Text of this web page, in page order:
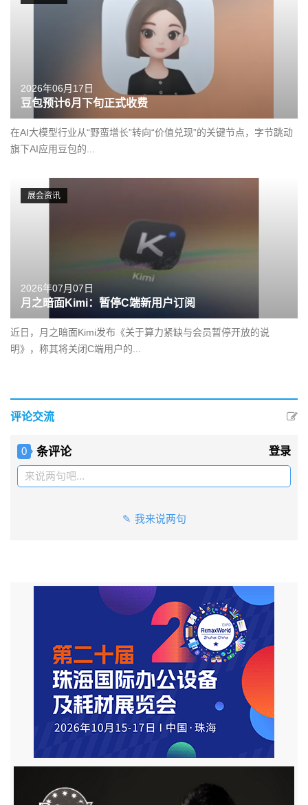
2026年06月17日
豆包预计6月下旬正式收费
在AI大模型行业从“野蛮增长”转向“价值兑现”的关键节点，字节跳动
旗下AI应用豆包的...
展会资讯
2026年07月07日
月之暗面Kimi：暂停C端新用户订阅
近日，月之暗面Kimi发布《关于算力紧缺与会员暂停开放的说
明》，称其将关闭C端用户的...
评论交流
0 条评论 登录
来说两句吧...
我来说两句